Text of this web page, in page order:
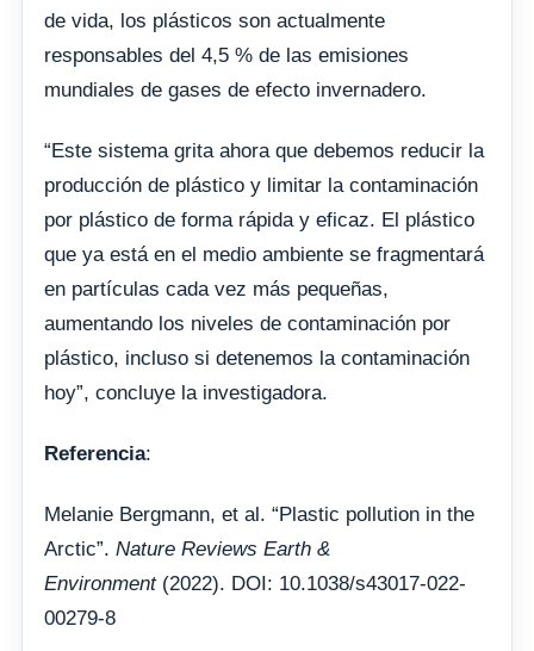
de vida, los plásticos son actualmente
responsables del 4,5 % de las emisiones
mundiales de gases de efecto invernadero.
“Este sistema grita ahora que debemos reducir la
producción de plástico y limitar la contaminación
por plástico de forma rápida y eficaz. El plástico
que ya está en el medio ambiente se fragmentará
en partículas cada vez más pequeñas,
aumentando los niveles de contaminación por
plástico, incluso si detenemos la contaminación
hoy”, concluye la investigadora.
Referencia:
Melanie Bergmann, et al. “Plastic pollution in the
Arctic”. Nature Reviews Earth &
Environment (2022). DOI: 10.1038/s43017-022-
00279-8